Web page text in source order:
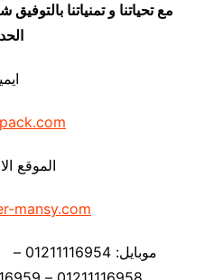
مع تحياتنا و تمنياتنا
الموقع
mansy.com